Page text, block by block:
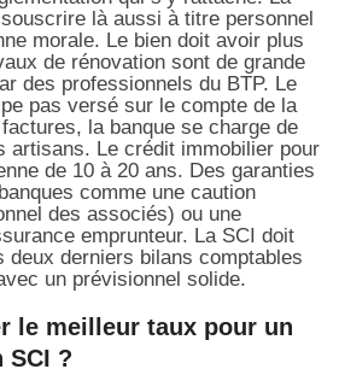
là aussi à titre personnel
morale. Le bien doit avoir plus
de rénovation sont de grande
des professionnels du BTP. Le
pas versé sur le compte de la
la banque se charge de
artisans. Le crédit immobilier pour
de 10 à 20 ans. Des garanties
comme une caution
des associés) ou une
emprunteur. La SCI doit
deux derniers bilans comptables
un prévisionnel solide.
le meilleur taux pour un
SCI ?